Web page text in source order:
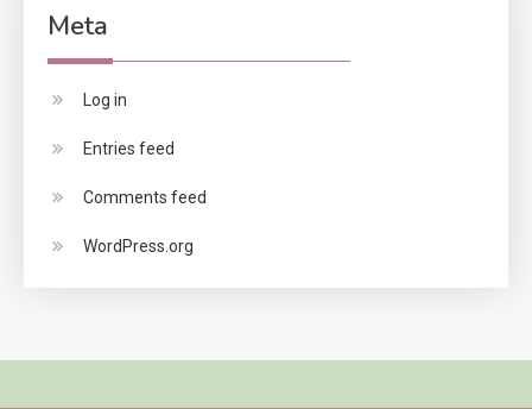
Meta
Log in
Entries feed
Comments feed
WordPress.org